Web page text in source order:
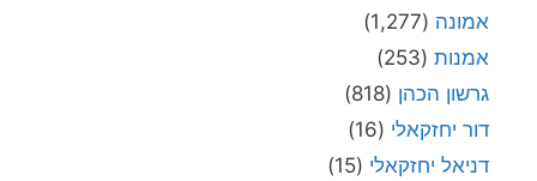
אמונה (1,277)
אמנות (253)
גרשון הכהן (818)
דור יחזקאלי (16)
דניאל יחזקאלי (15)